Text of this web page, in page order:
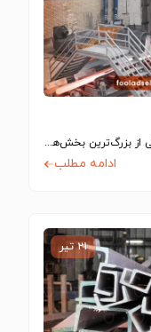
تولید انواع لوله و مقاطع فولادی مختلف، یکی از بزرگ‌ترین بخش‌های تولیدی را در…
ادامه مطلب
۲۱ تیر